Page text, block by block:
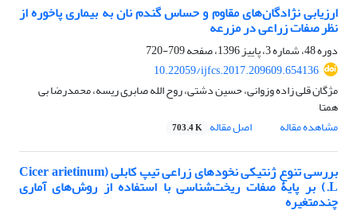
ارزیابی نژادگان‌های مقاوم و حساس گندم نان به بیماری پاخوره از
نظر صفات زراعی در مزرعه
دوره 48، شماره 3، پاییز 1396، صفحه
709-720
10.22059/ijfcs.2017.209609.654136
مژگان قلی زاده وزوانی، حسین دشتی، روح الله صابری ریسه، محمدرضا بی
همتا
مشاهده مقاله
اصل مقاله 703.4 K
بررسی تنوع ژنتیکی نخودهای زراعی تیپ کابلی (Cicer arietinum
L.) بر پایۀ صفات ریخت‌شناسی با استفاده از روش‌های آماری
چندمتغیره